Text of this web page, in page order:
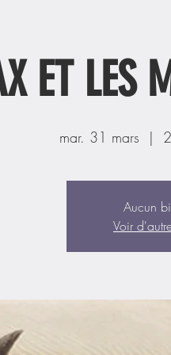
ET LES
mar. 31 mars
  |
Aucun
Voir